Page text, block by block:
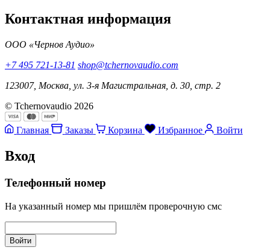
Контактная информация
ООО «Чернов Аудио»
+7 495 721-13-81 shop@tchernovaudio.com
123007, Москва, ул. 3-я Магистральная, д. 30, стр. 2
© Tchernovaudio 2026
Главная Заказы Корзина Избранное Войти
Вход
Телефонный номер
На указанный номер мы пришлём проверочную смс
Войти